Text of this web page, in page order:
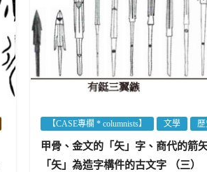
【CASE專欄 * columnists】 文學 歷
甲骨、金文的「矢」字、商代的箭
「矢」為造字構件的古文字 （三）